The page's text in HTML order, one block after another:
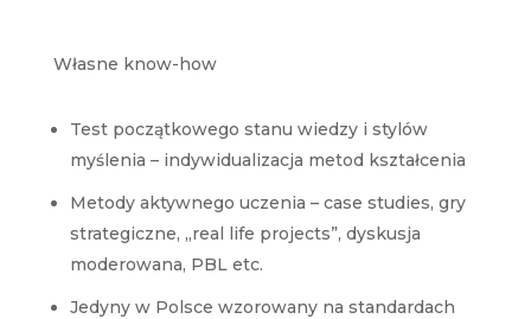
Własne know-how
Test początkowego stanu wiedzy i stylów
myślenia – indywidualizacja metod kształcenia
Metody aktywnego uczenia – case studies, gry
strategiczne, „real life projects”, dyskusja
moderowana, PBL etc.
Jedyny w Polsce wzorowany na standardach